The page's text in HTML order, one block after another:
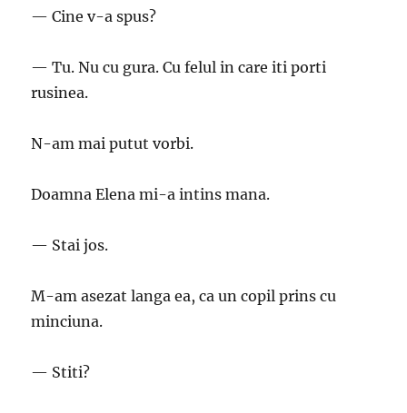
— Cine v-a spus?
— Tu. Nu cu gura. Cu felul in care iti porti
rusinea.
N-am mai putut vorbi.
Doamna Elena mi-a intins mana.
— Stai jos.
M-am asezat langa ea, ca un copil prins cu
minciuna.
— Stiti?